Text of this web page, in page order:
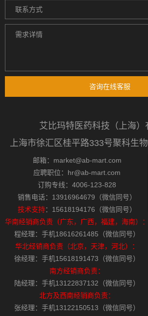
咨询在线客服
艾比玛特医药科技（上海）
上海市徐汇区桂平路333号聚科生
邮箱：market@ab-mart.com
应聘职位：hr@ab-mart.com
订购专线：4006-123-828
销售电话：13916964679（微信同号）
技术支持：15618194176（微信同号）
华南经销商负责（广东，广西，福建，海南）：
程经理：手机18616261485（微信同号）
华北经销商负责（北京，天津，河北）：
徐经理：手机15618191473（微信同号）
南方经销商负责：
陆经理：手机13122837132（微信同号）
北方及西南经销商负责：
张经理：手机13122150513（微信同号）